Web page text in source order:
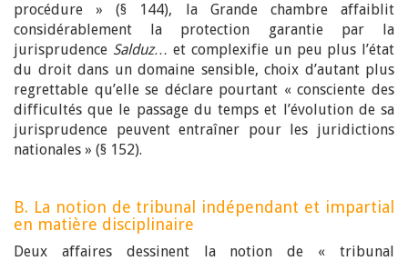
procédure » (§ 144), la Grande chambre affaiblit
considérablement la protection garantie par la
jurisprudence Salduz…et complexifie un peu plus l’état
du droit dans un domaine sensible, choix d’autant plus
regrettable qu’elle se déclare pourtant « consciente des
difficultés que le passage du temps et l’évolution de sa
jurisprudence peuvent entraîner pour les juridictions
nationales » (§ 152).
B. La notion de tribunal indépendant et impartial
en matière disciplinaire
Deux affaires dessinent la notion de « tribunal